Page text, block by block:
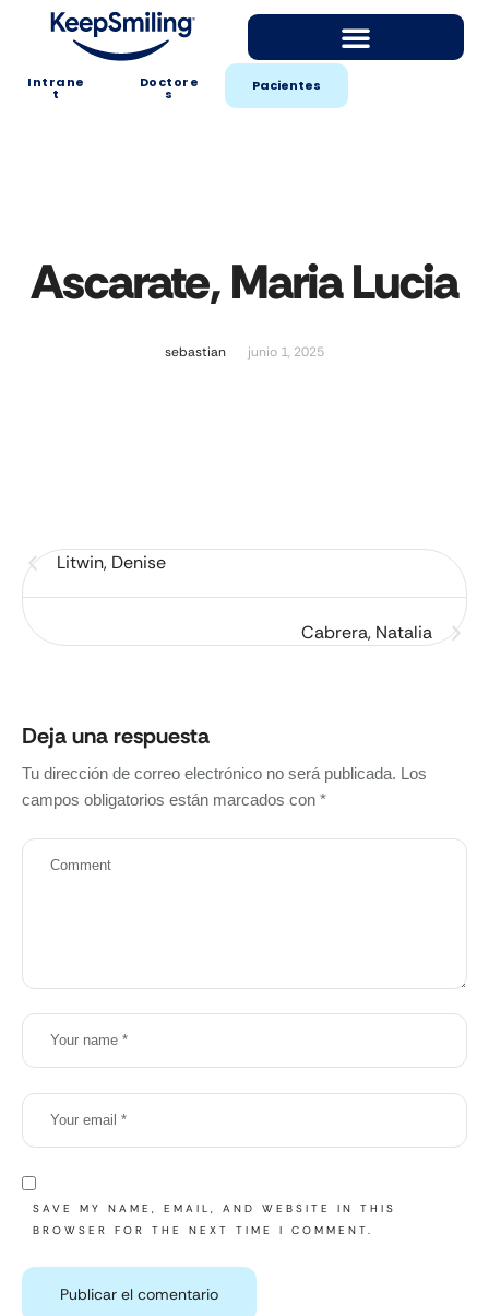
Intrane
t
Doctore
s Pacientes
Ascarate, Maria Lucia
sebastian junio 1, 2025
Litwin, Denise
Cabrera, Natalia
Deja una respuesta
Tu dirección de correo electrónico no será publicada. Los
campos obligatorios están marcados con *
SAVE MY NAME, EMAIL, AND WEBSITE IN THIS
BROWSER FOR THE NEXT TIME I COMMENT.